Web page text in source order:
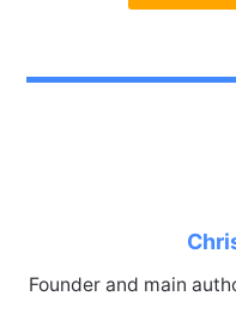
Founder and main